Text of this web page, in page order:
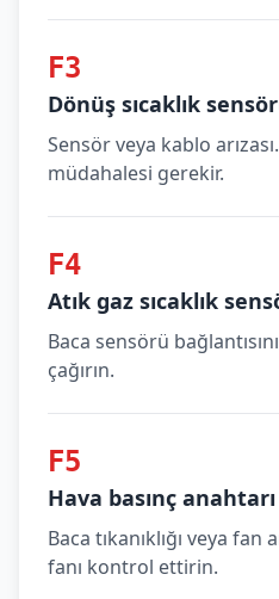
F3
Dönüş sıcaklık
Sensör veya kablo
müdahalesi gerekir.
F4
Atık gaz sıcaklık
Baca sensörü
çağırın.
F5
Hava basınç
Baca tıkanıklığı veya fan
fanı kontrol ettirin.